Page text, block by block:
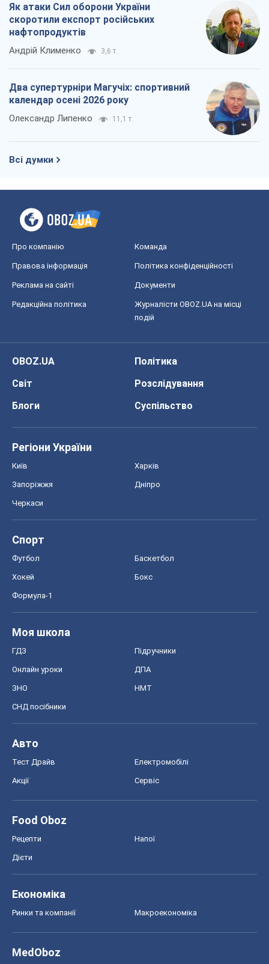
Як атаки Сил оборони України
скоротили експорт російських
нафтопродуктів
Андрій Клименко 3,6 т.
Два супертурніри Магучіх: спортивний
календар осені 2026 року
Олександр Липенко 11,1 т.
Всі думки
Про компанію Команда
Правова інформація Політика конфіденційності
Реклама на сайті Документи
Редакційна політика
Журналісти OBOZ.UA на місці
подій
OBOZ.UA
Політика
Світ
Розслідування
Блоги
Суспільство
Регіони України
Київ Харків
Запоріжжя Дніпро
Черкаси
Спорт
Футбол Баскетбол
Хокей Бокс
Формула-1
Моя школа
ГДЗ Підручники
Онлайн уроки ДПА
ЗНО НМТ
СНД посібники
Авто
Тест Драйв Електромобілі
Акції Сервіс
Food Oboz
Рецепти Напої
Дієти
Економіка
Ринки та компанії Макроекономіка
MedOboz